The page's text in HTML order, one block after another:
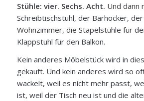
Stühle: vier. Sechs. Acht. Und dann
Schreibtischstuhl, der Barhocker,
Wohnzimmer, die Stapelstühle für
Klappstuhl für den Balkon.
Kein anderes Möbelstück wird in
gekauft. Und kein anderes wird so
wackelt, weil es nicht mehr passt,
ist, weil der Tisch neu ist und die